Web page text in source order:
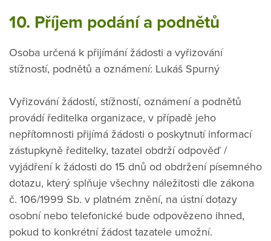
10. Příjem podání a podnětů
Osoba určená k přijímání žádosti a vyřizování
stížností, podnětů a oznámení: Lukáš Spurný
Vyřizování žádostí, stížností, oznámení a podnětů
provádí ředitelka organizace, v případě jeho
nepřítomnosti přijímá žádosti o poskytnutí informací
zástupkyně ředitelky, tazatel obdrží odpověď /
vyjádření k žádosti do 15 dnů od obdržení písemného
dotazu, který splňuje všechny náležitosti dle zákona
č. 106/1999 Sb. v platném znění, na ústní dotazy
osobní nebo telefonické bude odpovězeno ihned,
pokud to konkrétní žádost tazatele umožní.